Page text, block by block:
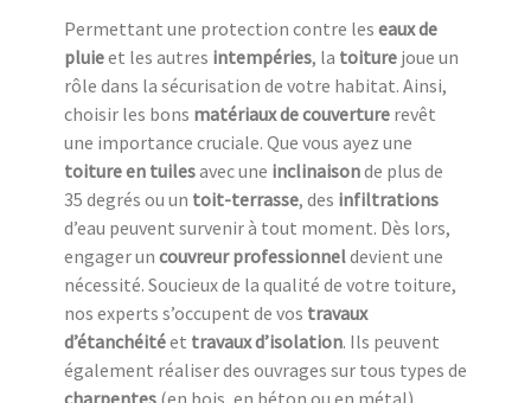
Permettant une protection contre les eaux de
pluieet les autres intempéries, la toiture joue un
rôle dans la sécurisation de votre habitat. Ainsi,
choisir les bons matériaux de couverture revêt
une importance cruciale. Que vous ayez une
toiture en tuilesavec une inclinaisonde plus de
35 degrés ou un toit-terrasse, des infiltrations
d’eau peuvent survenir à tout moment. Dès lors,
engager un couvreur professionneldevient une
nécessité. Soucieux de la qualité de votre toiture,
nos experts s’occupent de vos travaux
d’étanchéitéet travaux d’isolation. Ils peuvent
également réaliser des ouvrages sur tous types de
charpentes (en bois, en béton ou en métal).